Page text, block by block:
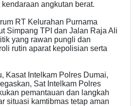
angkutan berat.
RT Kelurahan Purnama
Simpang TPI dan Jalan Raja Ali
yang rawan pungli dan
rutin aparat kepolisian serta
Kasat Intelkam Polres Dumai,
Sat Intelkam Polres
pemantauan dan langkah
situasi kamtibmas tetap aman